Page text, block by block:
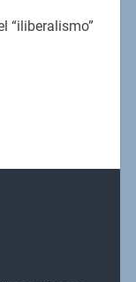
“iliberalismo”